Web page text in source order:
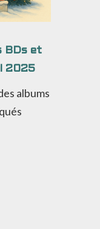
BDs et
2025
albums